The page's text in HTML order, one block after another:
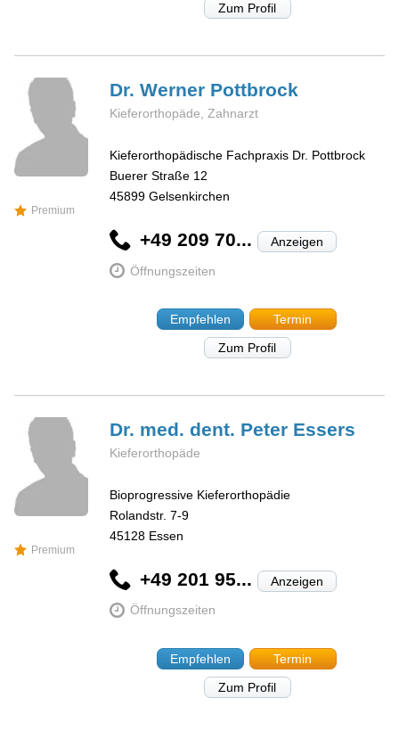
Zum Profil
Premium
Dr. Werner Pottbrock
Kieferorthopäde, Zahnarzt
Kieferorthopädische Fachpraxis Dr. Pottbrock
Buerer Straße 12
45899 Gelsenkirchen
+49 209 70... Anzeigen
Öffnungszeiten
Empfehlen
Termin
Zum Profil
Premium
Dr. med. dent. Peter Essers
Kieferorthopäde
Bioprogressive Kieferorthopädie
Rolandstr. 7-9
45128 Essen
+49 201 95... Anzeigen
Öffnungszeiten
Empfehlen
Termin
Zum Profil